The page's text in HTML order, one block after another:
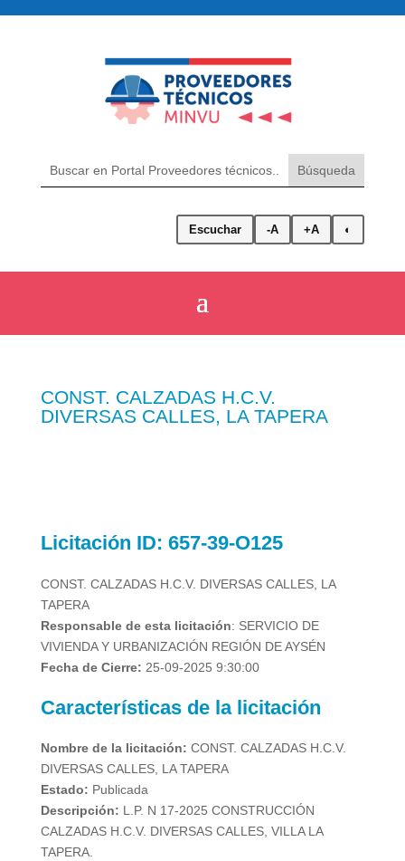
Escuchar -A +A ◐
CONST. CALZADAS H.C.V.
DIVERSAS CALLES, LA TAPERA
Licitación ID: 657-39-O125
CONST. CALZADAS H.C.V. DIVERSAS CALLES, LA
TAPERA
Responsable de esta licitación: SERVICIO DE
VIVIENDA Y URBANIZACIÓN REGIÓN DE AYSÉN
Fecha de Cierre: 25-09-2025 9:30:00
Características de la licitación
Nombre de la licitación: CONST. CALZADAS H.C.V.
DIVERSAS CALLES, LA TAPERA
Estado: Publicada
Descripción: L.P. N 17-2025 CONSTRUCCIÓN
CALZADAS H.C.V. DIVERSAS CALLES, VILLA LA
TAPERA.